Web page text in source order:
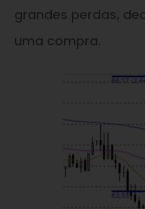
grandes perdas,
uma compra.